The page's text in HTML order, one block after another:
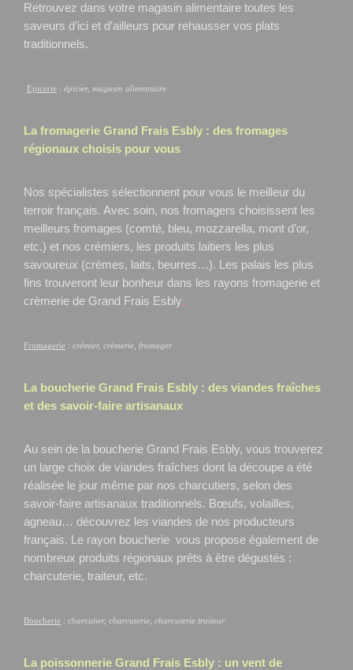
Retrouvez dans votre magasin alimentaire toutes les
saveurs d’ici et d’ailleurs pour rehausser vos plats
traditionnels.
Epicerie : épicier, magasin alimentaire
La fromagerie Grand Frais Esbly : des fromages
régionaux choisis pour vous
Nos spécialistes sélectionnent pour vous le meilleur du
terroir français. Avec soin, nos fromagers choisissent les
meilleurs fromages (comté, bleu, mozzarella, mont d’or,
etc.) et nos crémiers, les produits laitiers les plus
savoureux (crèmes, laits, beurres…). Les palais les plus
fins trouveront leur bonheur dans les rayons fromagerie et
crèmerie de Grand Frais Esbly.
Fromagerie : crémier, crèmerie, fromager
La boucherie Grand Frais Esbly : des viandes fraîches
et des savoir-faire artisanaux
Au sein de la boucherie Grand Frais Esbly, vous trouverez
un large choix de viandes fraîches dont la découpe a été
réalisée le jour même par nos charcutiers, selon des
savoir-faire artisanaux traditionnels. Bœufs, volailles,
agneau… découvrez les viandes de nos producteurs
français. Le rayon boucherie vous propose également de
nombreux produits régionaux prêts à être dégustés :
charcuterie, traiteur, etc.
Boucherie : charcutier, charcuterie, charcuterie traiteur
La poissonnerie Grand Frais Esbly : un vent de